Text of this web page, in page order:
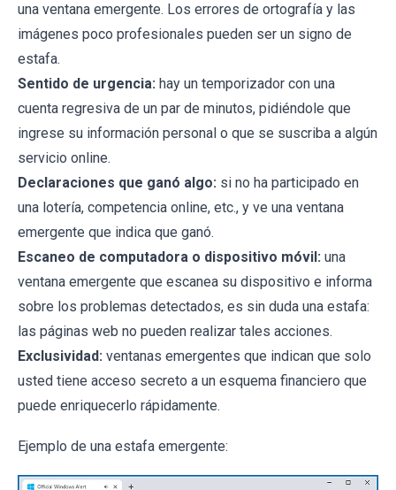
una ventana emergente. Los errores de ortografía y las
imágenes poco profesionales pueden ser un signo de
estafa.
Sentido de urgencia: hay un temporizador con una
cuenta regresiva de un par de minutos, pidiéndole que
ingrese su información personal o que se suscriba a algún
servicio online.
Declaraciones que ganó algo: si no ha participado en
una lotería, competencia online, etc., y ve una ventana
emergente que indica que ganó.
Escaneo de computadora o dispositivo móvil: una
ventana emergente que escanea su dispositivo e informa
sobre los problemas detectados, es sin duda una estafa:
las páginas web no pueden realizar tales acciones.
Exclusividad: ventanas emergentes que indican que solo
usted tiene acceso secreto a un esquema financiero que
puede enriquecerlo rápidamente.
Ejemplo de una estafa emergente: